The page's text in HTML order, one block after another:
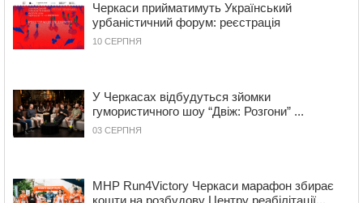
форум: реєстрація
09 СЕРПНЯ 2026, НЕДІЛЯ
звернулася до суду
17:27 У Черкасах триває завершальний етап прийому заяв
на літній відпочинок дітей пільгових категорій
13:15 Від початку року на водоймах Черкащини загинули
37 людей, серед них 2 дітей
Черкаси прийматимуть Український
урбаністичний форум: реєстрація
10 СЕРПНЯ
У Черкасах відбудуться зйомки
гумористичного шоу “Двіж: Розгони” ...
03 СЕРПНЯ
MHP Run4Victory Черкаси марафон збирає